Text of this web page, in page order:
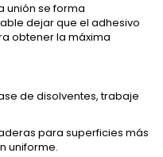
unión se forma
dejar que el adhesivo
obtener la máxima
de disolventes, trabaje
para superficies más
uniforme.